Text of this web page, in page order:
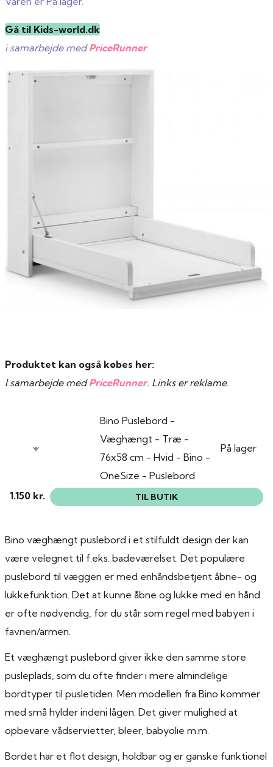
Gå til Kids-world.dk
i samarbejde medPriceRunner
Produktet kan også købes her:
I samarbejde medPriceRunner. Links er reklame.
Bino Puslebord -
Væghængt - Træ -
76x58 cm - Hvid - Bino -
OneSize - Puslebord
På lager
1.150 kr. TIL BUTIK
Bino væghængt puslebord i et stilfuldt design der kan
være velegnet til f.eks. badeværelset. Det populære
puslebord til væggen er med enhåndsbetjent åbne- og
lukkefunktion. Det at kunne åbne og lukke med en hånd
er ofte nødvendig, for du står som regel med babyen i
favnen/armen.
Et væghængt puslebord giver ikke den samme store
pusleplads, som du ofte finder i mere almindelige
bordtyper til pusletiden. Men modellen fra Bino kommer
med små hylder indeni lågen. Det giver mulighed at
opbevare vådservietter, bleer, babyolie m.m.
Bordet har et flot design, holdbar og er ganske funktionel